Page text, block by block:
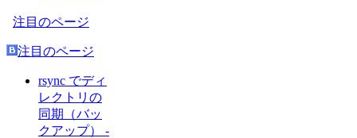
注目のページ
注目のページ
rsync でディ
レクトリの
同期（バッ
クアップ） -